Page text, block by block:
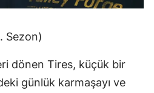
Sezon)
dönen Tires, küçük bir
günlük karmaşayı ve